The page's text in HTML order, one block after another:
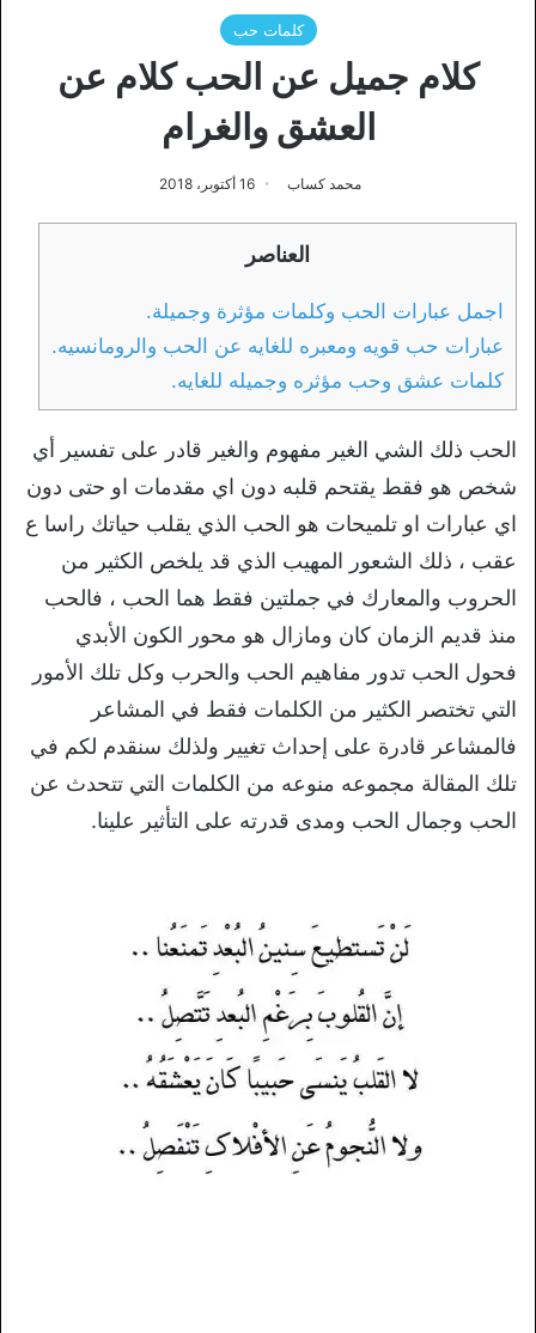
كلمات حب
كلام جميل عن الحب كلام عن
العشق والغرام
محمد كساب 16 أكتوبر، 2018
العناصر
اجمل عبارات الحب وكلمات مؤثرة وجميلة.
عبارات حب قويه ومعبره للغايه عن الحب والرومانسيه.
كلمات عشق وحب مؤثره وجميله للغايه.
الحب ذلك الشي الغير مفهوم والغير قادر على تفسير أي
شخص هو فقط يقتحم قلبه دون اي مقدمات او حتى دون
اي عبارات او تلميحات هو الحب الذي يقلب حياتك راسا ع
عقب ، ذلك الشعور المهيب الذي قد يلخص الكثير من
الحروب والمعارك في جملتين فقط هما الحب ، فالحب
منذ قديم الزمان كان ومازال هو محور الكون الأبدي
فحول الحب تدور مفاهيم الحب والحرب وكل تلك الأمور
التي تختصر الكثير من الكلمات فقط في المشاعر
فالمشاعر قادرة على إحداث تغيير ولذلك سنقدم لكم في
تلك المقالة مجموعه منوعه من الكلمات التي تتحدث عن
الحب وجمال الحب ومدى قدرته على التأثير علينا.